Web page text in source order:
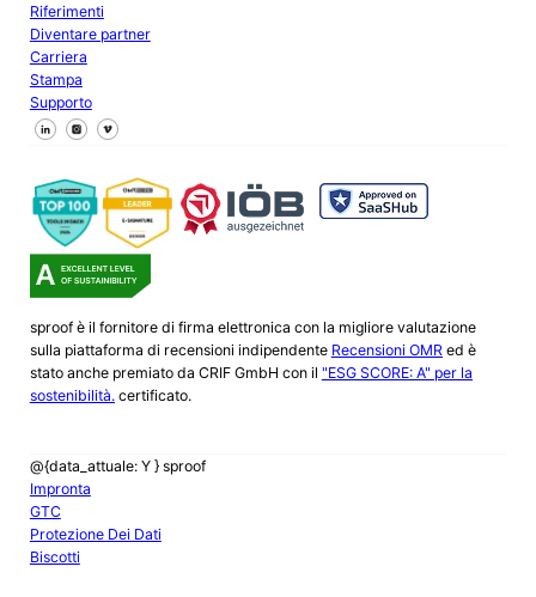
Riferimenti
Diventare partner
Carriera
Stampa
Supporto
Seguici su Facebook
Seguici su X
Seguici su LinkedIn
sproof è il fornitore di firma elettronica con la migliore valutazione
sulla piattaforma di recensioni indipendente Recensioni OMRed è
stato anche premiato da CRIF GmbH con il "ESG SCORE: A" per la
sostenibilità.certificato.
@{data_attuale: Y } sproof
Impronta
GTC
Protezione Dei Dati
Biscotti